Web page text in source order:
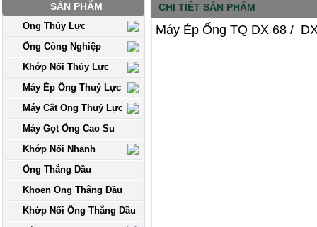
SẢN PHẨM
Ống Thủy Lực
Ống Công Nghiệp
Khớp Nối Thủy Lực
Máy Ép Ống Thuỷ Lực
Máy Cắt Ống Thuỷ Lực
Máy Gọt Ống Cao Su
Khớp Nối Nhanh
Ống Thắng Dầu
Khoen Ống Thắng Dầu
Khớp Nối Ống Thắng Dầu
CHI TIẾT SẢN PHẨM
Máy Ép Ống TQ DX 68 /